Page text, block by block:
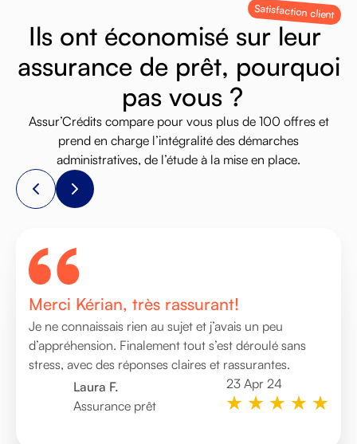
Ils ont économisé sur leur
assurance de prêt, pourquoi
pas vous ?
Assur’Crédits compare pour vous plus de 100 offres et
prend en charge l’intégralité des démarches
administratives, de l’étude à la mise en place.
Satisfaction client
Merci Kérian, très rassurant!
Je ne connaissais rien au sujet et j’avais un peu
d’appréhension. Finalement tout s’est déroulé sans
stress, avec des réponses claires et rassurantes.
Laura F.
Assurance prêt
23 Apr 24
Service sérieux et fluide
Très bonne expérience globale. Dossier monté
rapidement et accompagnement sérieux. On sent un
vrai professionnalisme.
Nicolas G.
Crédit immobilier
29 Nov 24
Accompagnement clair et rassurant
Très bonne prise en charge de mon dossier. Les
explications étaient claires et le suivi sérieux du début à
la fin. Merci Kérian pour l’accompagnement et la
disponibilité.
Marc D.
04 Oct 23